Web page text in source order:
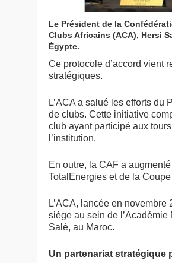
Le Président de la
Clubs Africains (ACA), Hersi
Égypte.
Ce protocole d’accord vient
stratégiques.
L’ACA a salué les efforts du
de clubs. Cette initiative
club ayant participé aux
l’institution.
En outre, la CAF a
TotalEnergies et de la
L’ACA, lancée en
siège au sein de
Salé, au Maroc.
Un partenariat stratégique